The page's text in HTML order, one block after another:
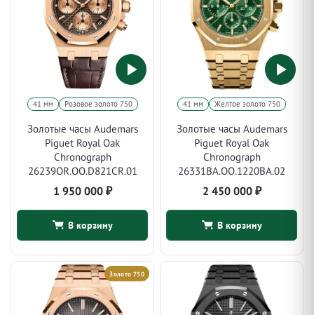
41 мм Розовое золото 750
Золотые часы Audemars
Piguet Royal Oak
Chronograph
26239OR.OO.D821CR.01
1 950 000 ₽
В корзину
41 мм Желтое золото 750
Золотые часы Audemars
Piguet Royal Oak
Chronograph
26331BA.OO.1220BA.02
2 450 000 ₽
В корзину
Золото 750